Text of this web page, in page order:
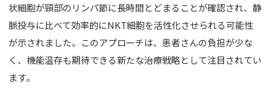
状細胞が頸部のリンパ節に長時間とどまることが確認され、静
脈投与に比べて効率的にNKT細胞を活性化させられる可能性
が示されました。このアプローチは、患者さんの負担が少な
く、機能温存も期待できる新たな治療戦略として注目されてい
ます。